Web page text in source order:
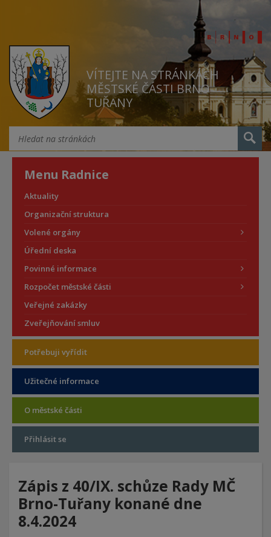
VÍTEJTE NA STRÁNKÁCH
MĚSTSKÉ ČÁSTI BRNO
TUŘANY
Menu Radnice
Aktuality
Organizační struktura
Volené orgány
Úřední deska
Povinné informace
Rozpočet městské části
Veřejné zakázky
Zveřejňování smluv
Potřebuji vyřídit
Užitečné informace
O městské části
Přihlásit se
Zápis z 40/IX. schůze Rady MČ
Brno-Tuřany konané dne
8.4.2024